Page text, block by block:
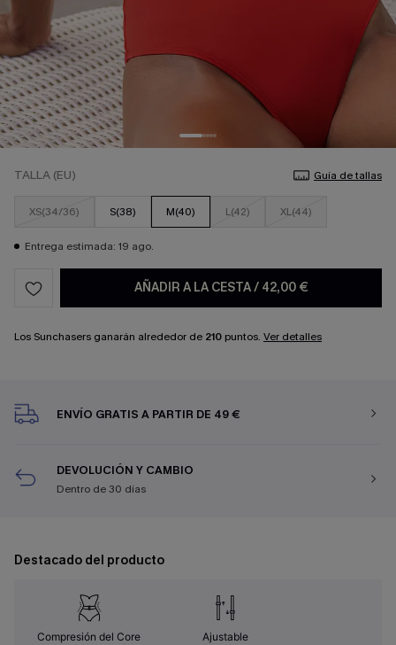
TALLA (EU) Guía de tallas
XS(34/36) S(38) M(40) L(42) XL(44)
Entrega estimada: 19 ago.
AÑADIR A LA CESTA/ 42,00 €
Los Sunchasers ganarán alrededor de 210 puntos. Ver detalles
ENVÍO GRATIS A PARTIR DE 49 €
DEVOLUCIÓN Y CAMBIO
Dentro de 30 días
Destacado del producto
Compresión del Core Ajustable